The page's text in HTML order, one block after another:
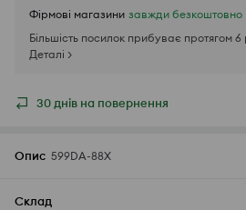
Фірмові магазини завжди безкоштовно
Більшість посилок прибуває протягом
Деталі >
30 днів на повернення
Опис 599DA-88X
Склад